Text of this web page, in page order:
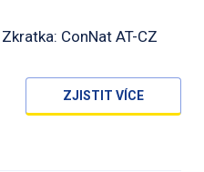
ConNat AT-CZ
ZJISTIT VÍCE